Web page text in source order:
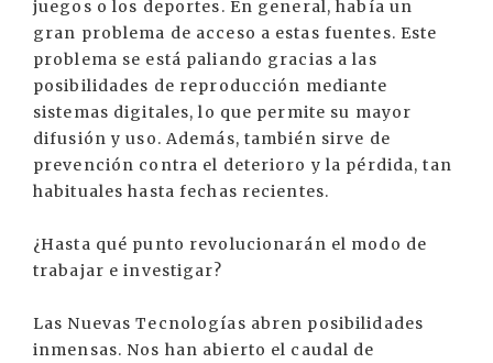
juegos o los deportes. En general, había un
gran problema de acceso a estas fuentes. Este
problema se está paliando gracias a las
posibilidades de reproducción mediante
sistemas digitales, lo que permite su mayor
difusión y uso. Además, también sirve de
prevención contra el deterioro y la pérdida, tan
habituales hasta fechas recientes.
¿Hasta qué punto revolucionarán el modo de
trabajar e investigar?
Las Nuevas Tecnologías abren posibilidades
inmensas. Nos han abierto el caudal de